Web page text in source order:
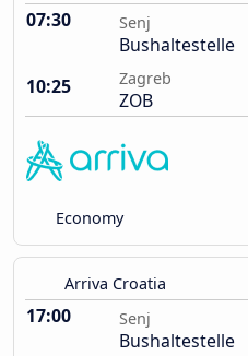
07:30 Senj
Bushaltestelle
10:25
Zagreb
ZOB
Economy
Arriva Croatia
17:00 Senj
Bushaltestelle